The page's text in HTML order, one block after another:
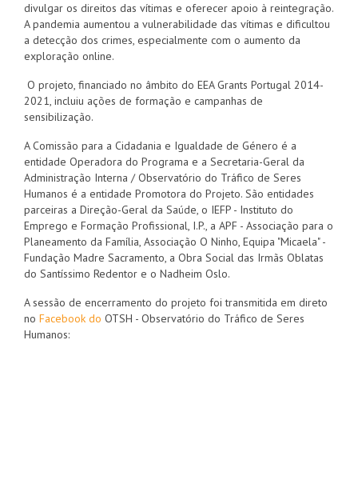
divulgar os direitos das vítimas e oferecer apoio à reintegração.
A pandemia aumentou a vulnerabilidade das vítimas e dificultou
a detecção dos crimes, especialmente com o aumento da
exploração online.
O projeto, financiado no âmbito do EEA Grants Portugal 2014-
2021, incluiu ações de formação e campanhas de
sensibilização.
AComissão para a Cidadania e Igualdade de Género é a
entidade Operadora do Programa e a Secretaria-Geral da
Administração Interna / Observatório do Tráfico de Seres
Humanos é a entidade Promotora do Projeto. São entidades
parceiras a Direção-Geral da Saúde, o IEFP - Instituto do
Emprego e Formação Profissional, I.P., a APF - Associação para o
Planeamento da Família, Associação O Ninho, Equipa "Micaela" -
Fundação Madre Sacramento, a Obra Social das Irmãs Oblatas
do Santíssimo Redentor e o Nadheim Oslo.
A sessão de encerramento do projeto foi transmitida em direto
no Facebook do OTSH - Observatório do Tráfico de Seres
Humanos: